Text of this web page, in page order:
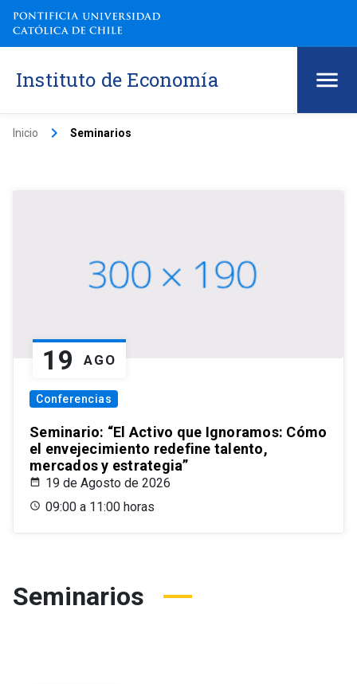
Instituto de Economía
Inicio keyboard_arrow_right Seminarios
19 AGO
Conferencias
Seminario: “El Activo que Ignoramos: Cómo
el envejecimiento redefine talento,
mercados y estrategia”
19 de Agosto de 2026
09:00 a 11:00 horas
Seminarios